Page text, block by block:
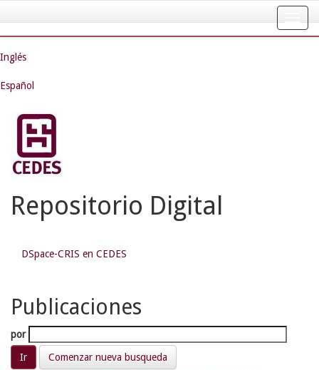
navigation
Inglés
Español
Repositorio Digital
DSpace-CRIS en CEDES
Publicaciones
por
Comenzar nueva busqueda